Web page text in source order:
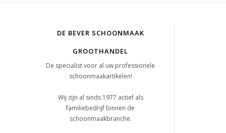
DE BEVER SCHOONMAAK
GROOTHANDEL
De specialist voor al uw professionele
schoonmaakartikelen!
Wij zijn al sinds 1977 actief als
familiebedrijf binnen de
schoonmaakbranche.